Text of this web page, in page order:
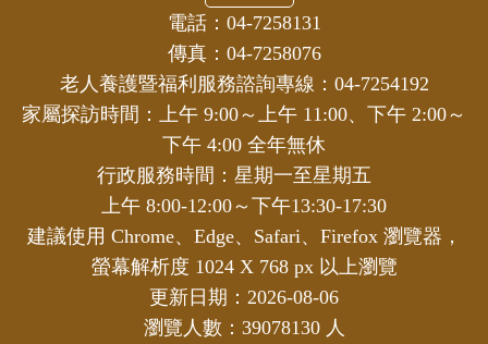
電話：04-7258131
傳真：04-7258076
老人養護暨福利服務諮詢專線：04-7254192
家屬探訪時間：上午 9:00～上午 11:00、下午 2:00～
下午 4:00 全年無休
行政服務時間：星期一至星期五
上午 8:00-12:00～下午13:30-17:30
建議使用 Chrome、Edge、Safari、Firefox 瀏覽器，
螢幕解析度 1024 X 768 px 以上瀏覽
更新日期：2026-08-06
瀏覽人數：39078130 人